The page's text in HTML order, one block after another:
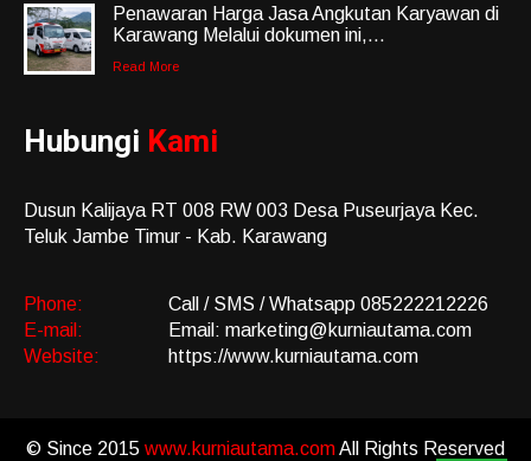
Penawaran Harga Jasa Angkutan Karyawan di
Karawang Melalui dokumen ini,...
Read More
Hubungi Kami
Dusun Kalijaya RT 008 RW 003 Desa Puseurjaya Kec.
Teluk Jambe Timur - Kab. Karawang
Phone:
Call / SMS / Whatsapp 085222212226
E-mail:
Email: marketing@kurniautama.com
Website:
https://www.kurniautama.com
© Since 2015 www.kurniautama.comAll Rights Reserved